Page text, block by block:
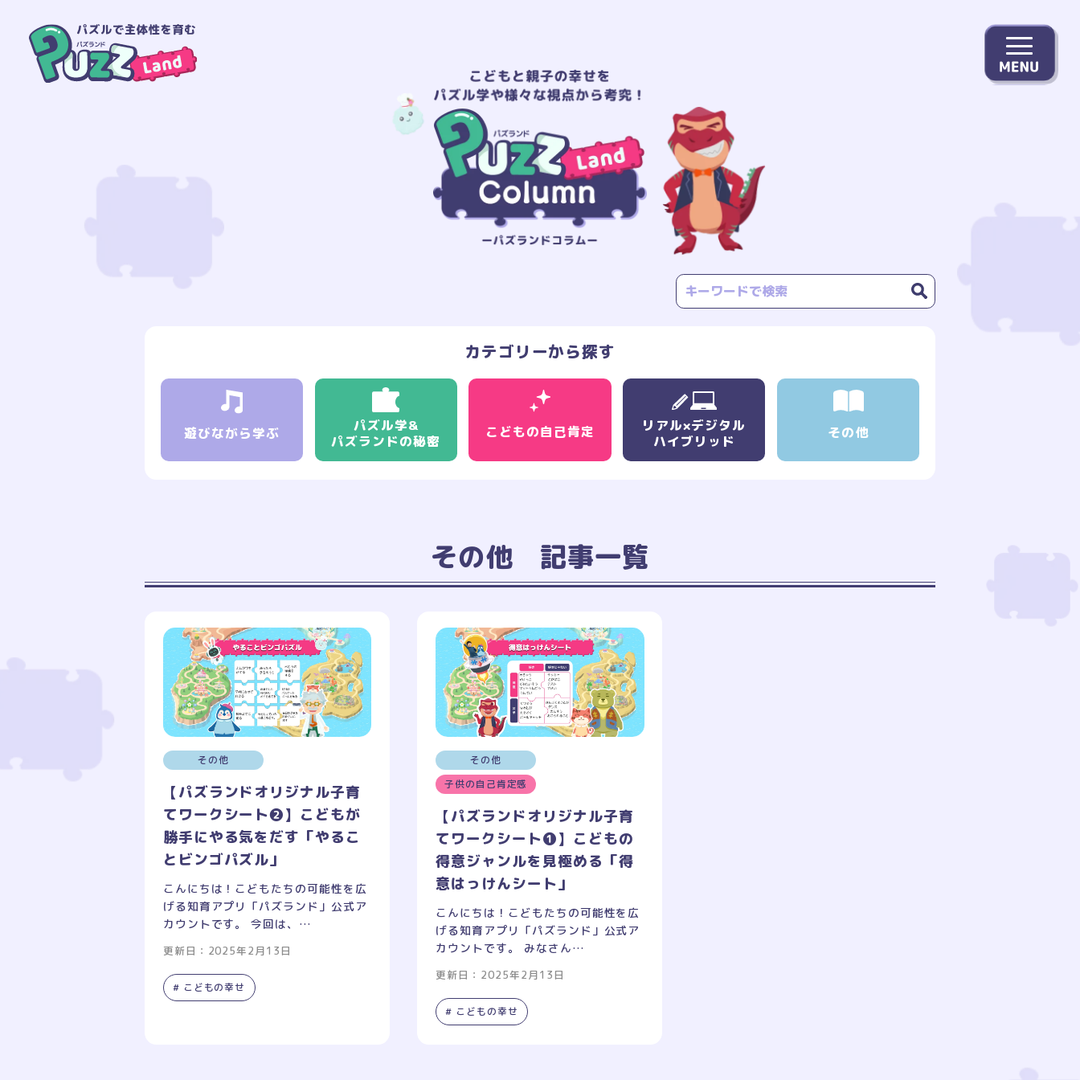
カテゴリーから探す
遊びながら学ぶ
パズル学&
パズランドの秘密
こどもの自己肯定
リアル×デジタル
ハイブリッド
その他
その他 記事一覧
その他
【パズランドオリジナル子育
てワークシート❷】こどもが
勝手にやる気をだす「やるこ
とビンゴパズル」
こんにちは！こどもたちの可能性を広
げる知育アプリ「パズランド」公式ア
カウントです。 今回は、…
更新日：2025年2月13日
# こどもの幸せ
その他
子供の自己肯定感
【パズランドオリジナル子育
てワークシート❶】こどもの
得意ジャンルを見極める「得
意はっけんシート」
こんにちは！こどもたちの可能性を広
げる知育アプリ「パズランド」公式ア
カウントです。 みなさん…
更新日：2025年2月13日
# こどもの幸せ